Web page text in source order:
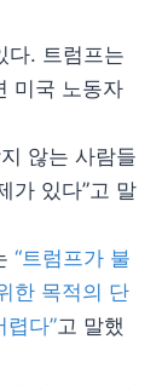
다. 트럼프는
미국 노동자
않는 사람들
가 있다”고 말
“트럼프가 불
한 목적의 단
다”고 말했